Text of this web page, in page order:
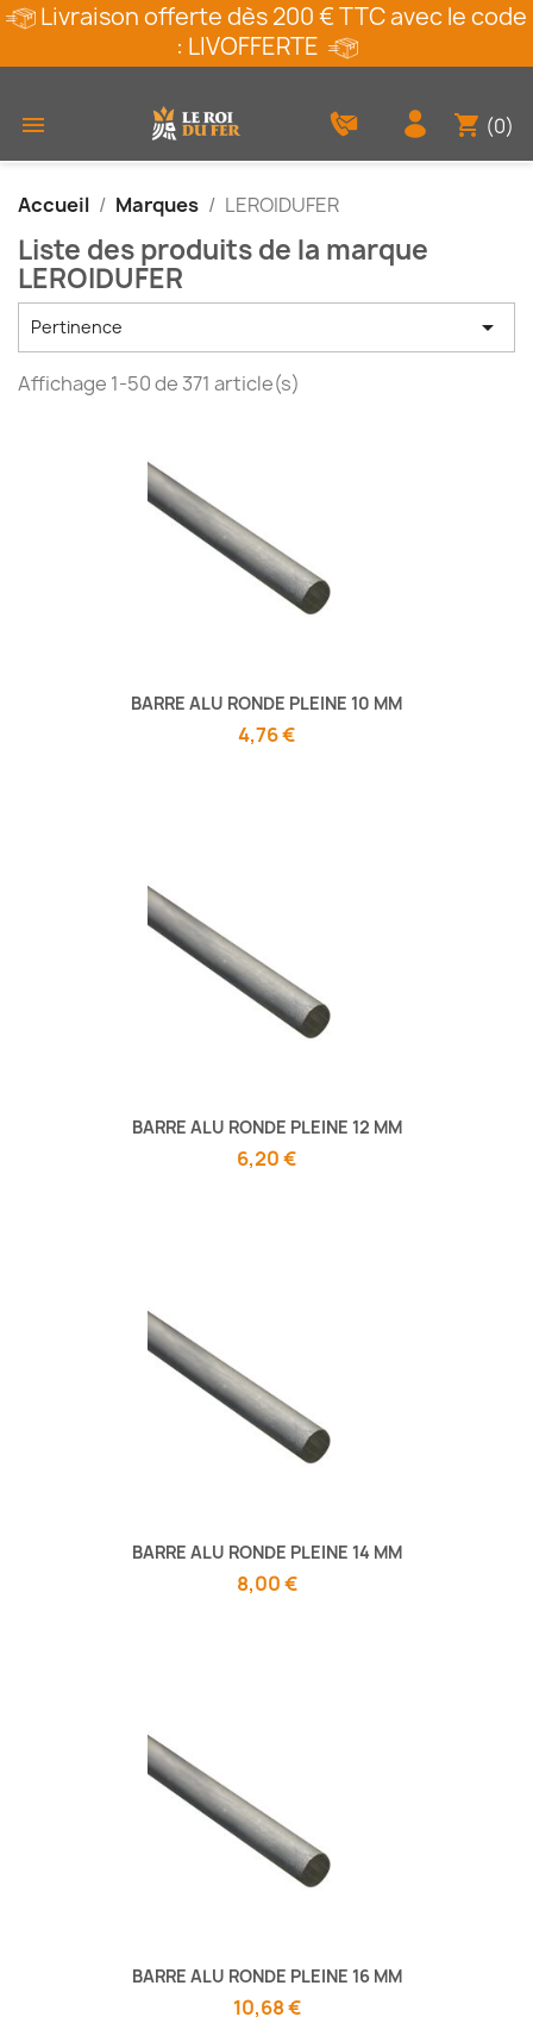
Livraison offerte dès 200 € TTC avec le code
: LIVOFFERTE
 shopping_cart (0)
Accueil Marques LEROIDUFER
Liste des produits de la marque
LEROIDUFER
Pertinence 
Affichage 1-50 de 371 article(s)
BARRE ALU RONDE PLEINE 10 MM
4,76 €
BARRE ALU RONDE PLEINE 12 MM
6,20 €
BARRE ALU RONDE PLEINE 14 MM
8,00 €
BARRE ALU RONDE PLEINE 16 MM
10,68 €